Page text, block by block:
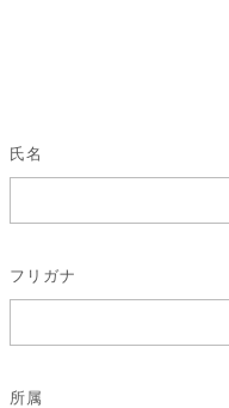
氏名
フリガナ
所属